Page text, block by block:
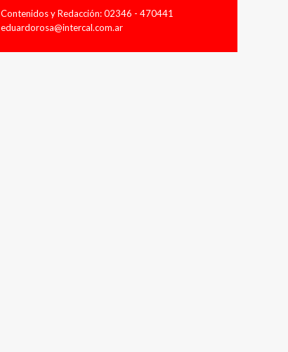
Contenidos y Redacción: 02346 - 470441
eduardorosa@intercal.com.ar